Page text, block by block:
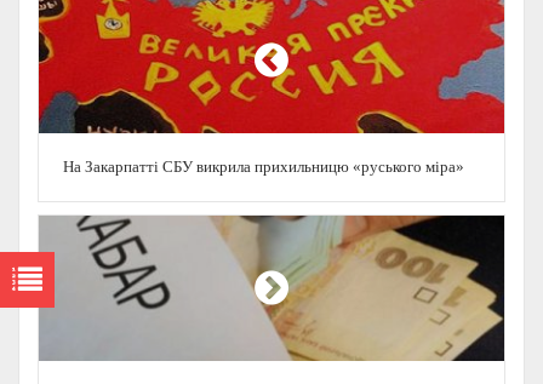
На Закарпатті СБУ викрила прихильницю «руського міра»